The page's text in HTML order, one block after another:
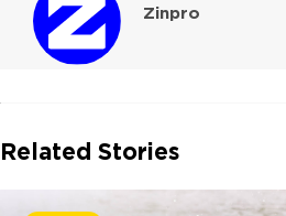
Zinpro
Related Stories